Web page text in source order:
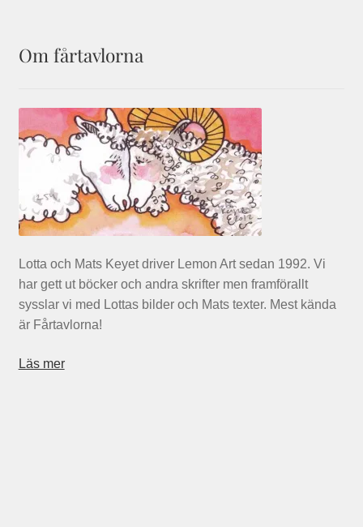
Om fårtavlorna
Lotta och Mats Keyet driver Lemon Art sedan 1992. Vi
har gett ut böcker och andra skrifter men framförallt
sysslar vi med Lottas bilder och Mats texter. Mest kända
är Fårtavlorna!
Läs mer